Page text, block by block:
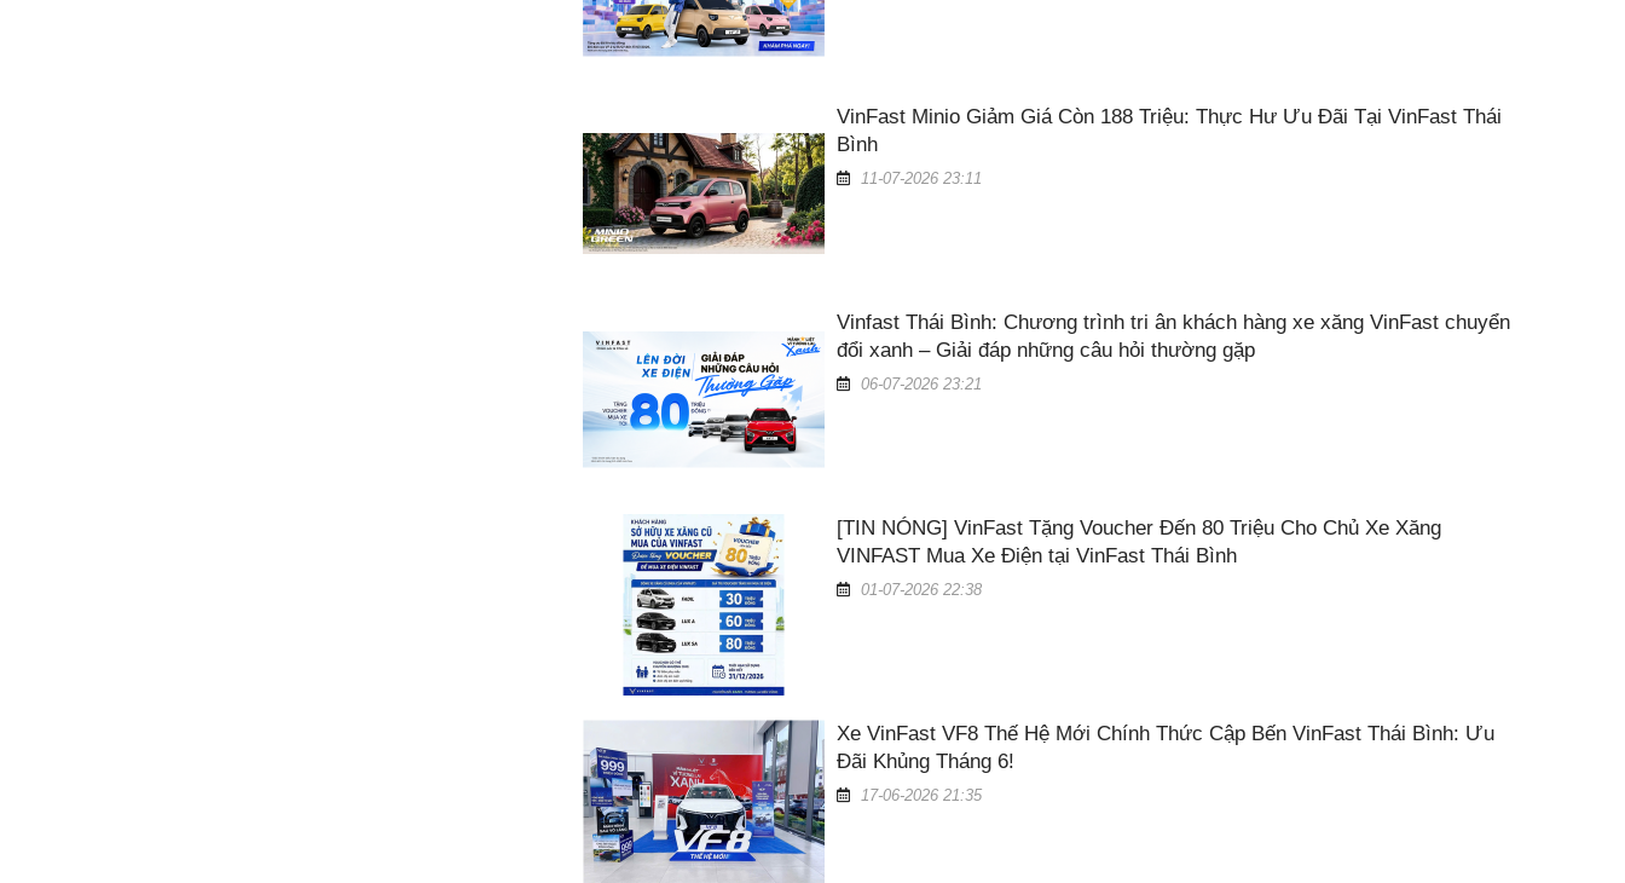
VinFast Minio Giảm Giá Còn 188 Triệu: Thực Hư Ưu Đãi Tại VinFast Thái
Bình
11-07-2026 23:11
Vinfast Thái Bình: Chương trình tri ân khách hàng xe xăng VinFast chuyển
đổi xanh – Giải đáp những câu hỏi thường gặp
06-07-2026 23:21
[TIN NÓNG] VinFast Tặng Voucher Đến 80 Triệu Cho Chủ Xe Xăng
VINFAST Mua Xe Điện tại VinFast Thái Bình
01-07-2026 22:38
Xe VinFast VF8 Thế Hệ Mới Chính Thức Cập Bến VinFast Thái Bình: Ưu
Đãi Khủng Tháng 6!
17-06-2026 21:35
Ngay sau khi nhận được yêu cầu Chúng tôi sẽ gửi Báo giá Ưu đãi đến Quý khách trong thời gian sớm nhất.
Tính trả góp Tính lăn bánh
NHẬN BÁO GIÁ NGAY